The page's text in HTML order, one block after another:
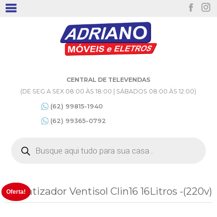
CENTRAL DE TELEVENDAS
(DE SEG A SEX 08:00 ÀS 18:00 | SÁBADOS 08:00 ÀS 12:00)
(62) 99815-1940
(62) 99365-0792
produtos
Climatizador Ventisol Clin16 16Litros -(220v)
Oferta!